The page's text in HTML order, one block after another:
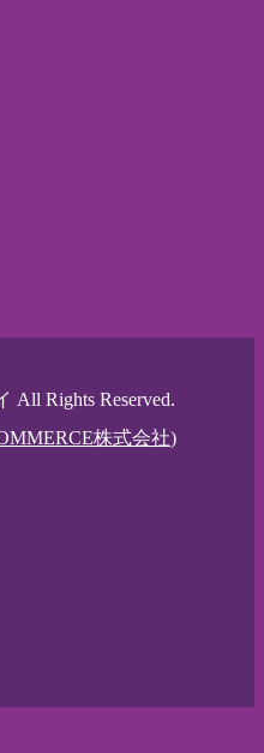
All Rights Reserved.
株式会社)